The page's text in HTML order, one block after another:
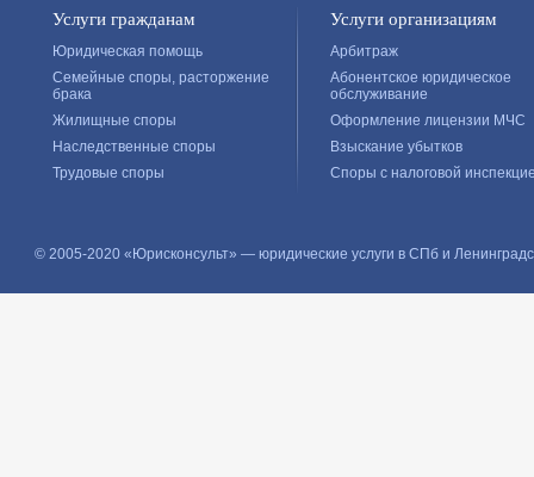
Услуги гражданам
Юридическая помощь
Семейные споры, расторжение
брака
Жилищные споры
Наследственные споры
Трудовые споры
Услуги организациям
Арбитраж
Абонентское юридическое
обслуживание
Оформление лицензии МЧС
Взыскание убытков
Споры с налоговой
© 2005-2020 «Юрисконсульт» — юридические услуги в СПб и